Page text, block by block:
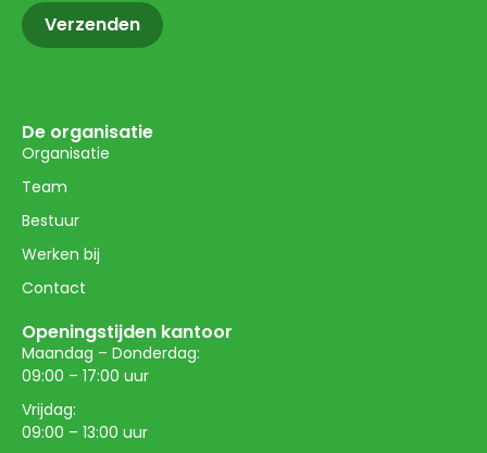
De organisatie
Organisatie
Team
Bestuur
Werken bij
Contact
Openingstijden kantoor
Maandag – Donderdag:
09:00 – 17:00 uur
Vrijdag:
09:00 – 13:00 uur